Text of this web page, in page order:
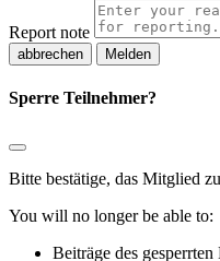
Report note
Melden
Sperre Teilnehmer?
Bitte bestätige, das Mitglied
You will no longer be able to:
Beiträge des